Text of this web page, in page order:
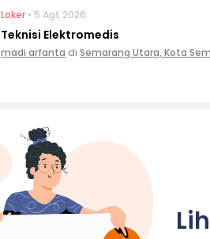
Loker • 5 Agt 2026
Teknisi Elektromedis
madi arfanta di Semarang Utara, Kota